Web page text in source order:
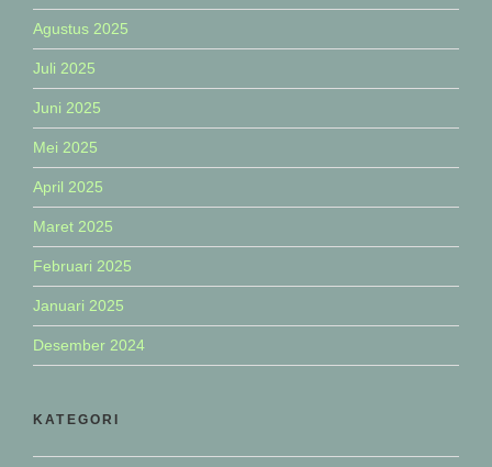
Agustus 2025
Juli 2025
Juni 2025
Mei 2025
April 2025
Maret 2025
Februari 2025
Januari 2025
Desember 2024
KATEGORI